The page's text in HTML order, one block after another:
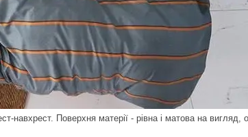
навхрест. Поверхня матерії - рівна і матова на вигляд,